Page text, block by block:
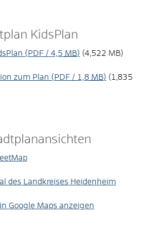
KidsPlan
(PDF / 4,5 MB) (4,522 MB)
zum Plan (PDF / 1,8 MB) (1,835
des Landkreises Heidenheim
Google Maps anzeigen